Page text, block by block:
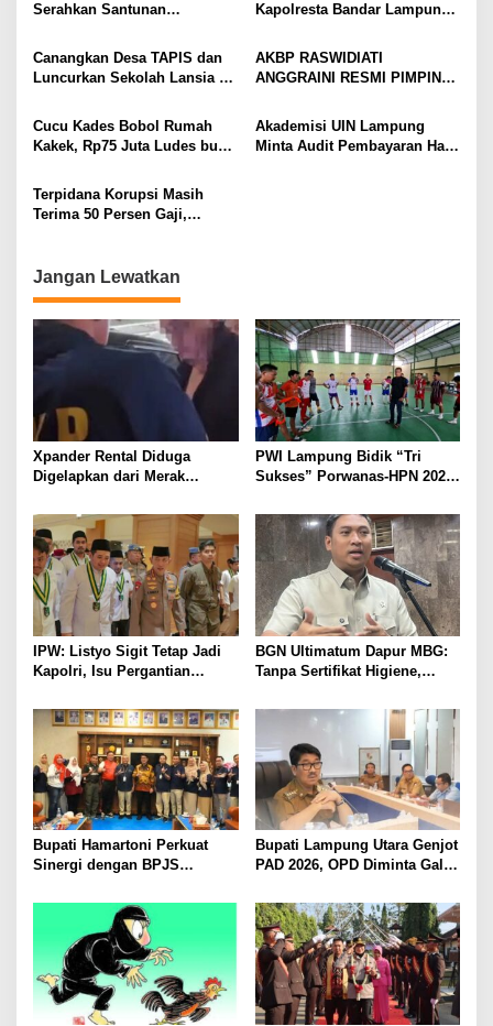
Serahkan Santunan
Korban Kebakaran
Kapolresta Bandar Lampung,
Prioritas
Canangkan Desa TAPIS dan
Luncurkan Sekolah Lansia di
TP PKK Lampung Dorong
Pembangunan SDM Dimulai
dari Desa
AKBP RASWIDIATI
ANGGRAINI RESMI PIMPIN
BAWA KOMITMEN PERKUAT
KAMTIBMAS DAN
PELAYANAN PRESISI
Cucu Kades Bobol Rumah
Kakek, Rp75 Juta Ludes buat
Ditembak Polisi
Akademisi UIN Lampung
Minta Audit Pembayaran Hak
Terpidana Korupsi Masih
Terima 50 Persen Gaji,
Jangan Lewatkan
Xpander Rental Diduga
Digelapkan dari Merak
Pengemudinya Prajurit TNI
AL
PWI Lampung Bidik “Tri
Sukses” Porwanas-HPN 2027:
Pariwisata Menggeliat
IPW: Listyo Sigit Tetap Jadi
Kapolri, Isu Pergantian
Kawanan Febrie Adriansyah
BGN Ultimatum Dapur MBG:
Tanpa Sertifikat Higiene,
Bupati Hamartoni Perkuat
Sinergi dengan BPJS
Kesehatan Makin Cepat dan
Bupati Lampung Utara Genjot
PAD 2026, OPD Diminta Gali
hingga Optimalkan PBB-P2